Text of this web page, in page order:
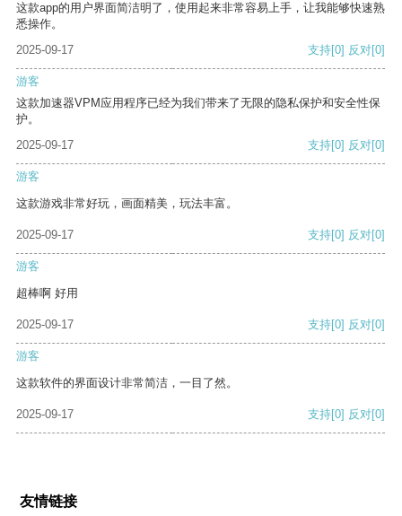
这款app的用户界面简洁明了，使用起来非常容易上手，让我能够快速熟
悉操作。
2025-09-17
支持[0] 反对[0]
游客
这款加速器VPM应用程序已经为我们带来了无限的隐私保护和安全性保
护。
2025-09-17
支持[0] 反对[0]
游客
这款游戏非常好玩，画面精美，玩法丰富。
2025-09-17 支持[0] 反对[0]
游客
超棒啊 好用
2025-09-17 支持[0] 反对[0]
游客
这款软件的界面设计非常简洁，一目了然。
2025-09-17 支持[0] 反对[0]
友情链接